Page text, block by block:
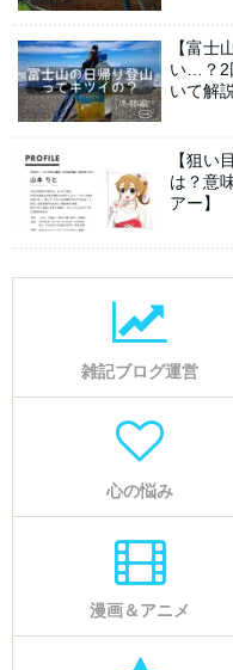
【富士
い…？2
いて解
【狙い
は？意
アー】
雑記ブログ運営
心の悩み
漫画＆アニメ